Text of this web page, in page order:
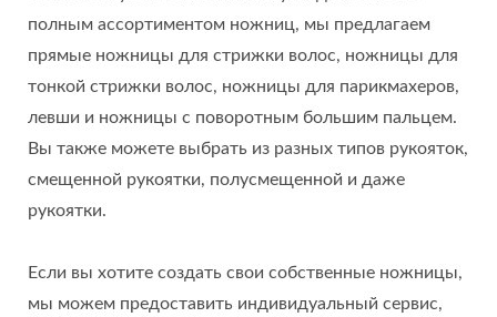
полным ассортиментом ножниц, мы предлагаем
прямые ножницы для стрижки волос, ножницы для
тонкой стрижки волос, ножницы для парикмахеров,
левши и ножницы с поворотным большим пальцем.
Вы также можете выбрать из разных типов рукояток,
смещенной рукоятки, полусмещенной и даже
рукоятки.
Если вы хотите создать свои собственные ножницы,
мы можем предоставить индивидуальный сервис,